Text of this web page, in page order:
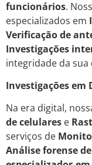
funcionários.
especializados em
Verificação de
Investigações
integridade da sua
Investigações em
Na era digital,
de celulares e
serviços de
Análise forense